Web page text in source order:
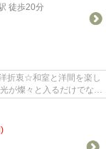
徒歩20分
折衷☆和室と洋間を楽し
が燦々と入るだけでな